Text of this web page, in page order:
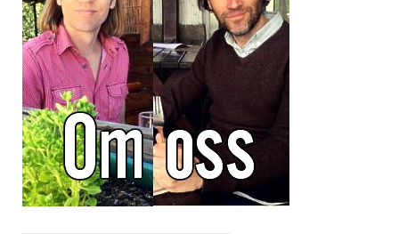
Estragon
Guindillas
Herbes de Provence
Kjørvel
Krøderens husmannsmiks
Løpstikke